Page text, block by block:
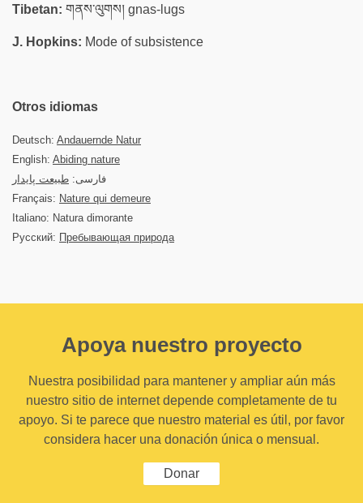
Tibetan: གནས་ལུགས། gnas-lugs
J. Hopkins: Mode of subsistence
Otros idiomas
Deutsch: Andauernde Natur
English: Abiding nature
فارسی: طبیعت پایدار
Français: Nature qui demeure
Italiano: Natura dimorante
Русский: Пребывающая природа
Apoya nuestro proyecto
Nuestra posibilidad para mantener y ampliar aún más
nuestro sitio de internet depende completamente de tu
apoyo. Si te parece que nuestro material es útil, por favor
considera hacer una donación única o mensual.
Donar